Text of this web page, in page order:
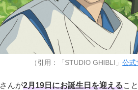
（引用：「STUDIO GHIBLI」 公式
さんが2月19日にお誕生日を迎えるこ